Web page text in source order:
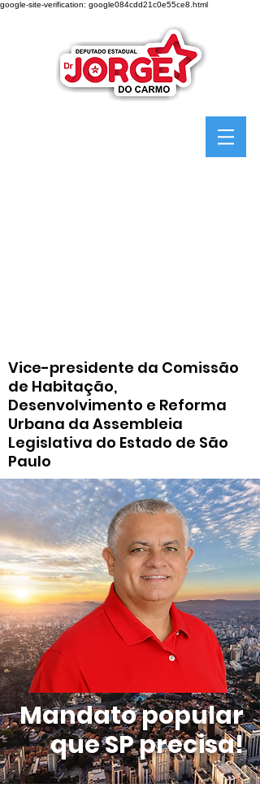
google-site-verification: google084cdd21c0e55ce8.html
Vice-presidente da Comissão
de Habitação,
Desenvolvimento e Reforma
Urbana da Assembleia
Legislativa do Estado de São
Paulo
Mandato popular
que SP precisa!